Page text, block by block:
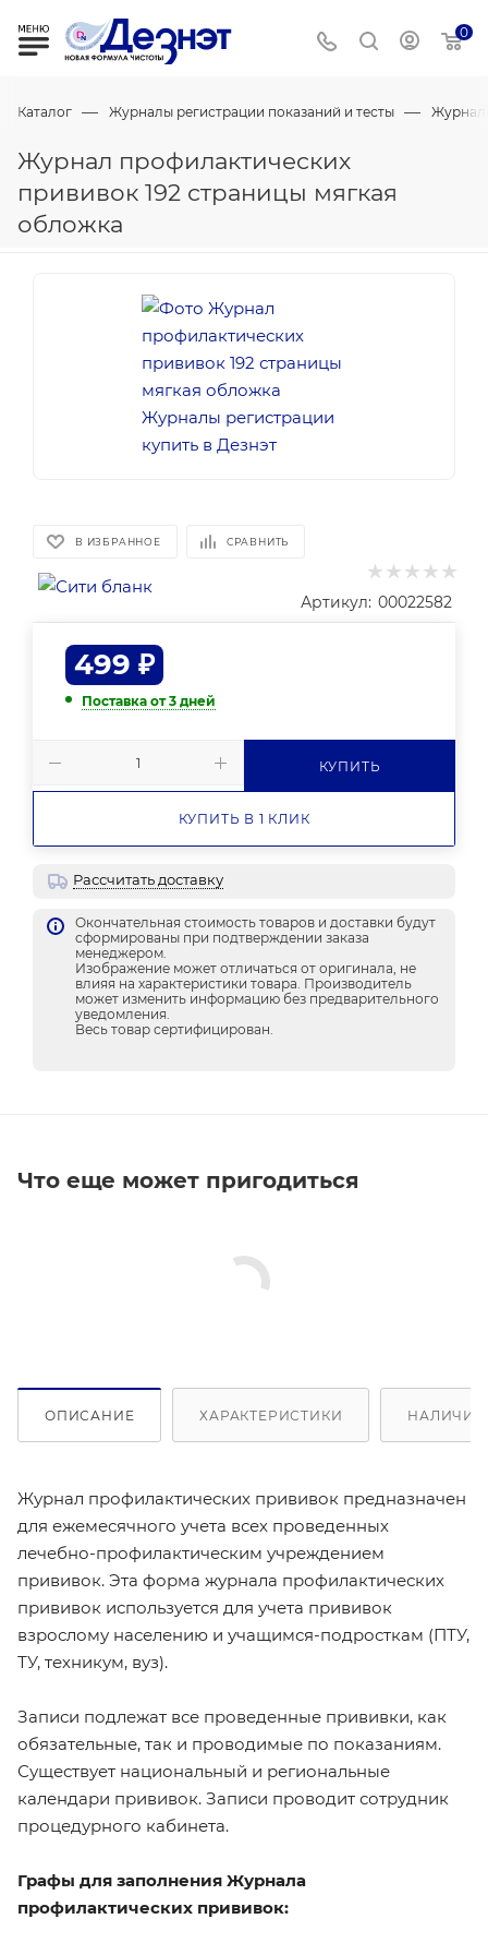
0
Каталог — Журналы регистрации показаний и тесты —
Журнал профилактических
прививок 192 страницы мягкая
обложка
В ИЗБРАННОЕ СРАВНИТЬ
Артикул: 00022582
499 ₽
Поставка от 3 дней
КУПИТЬ
КУПИТЬ В 1 КЛИК
Рассчитать доставку
Окончательная стоимость товаров и доставки будут
сформированы при подтверждении заказа
менеджером.
Изображение может отличаться от оригинала, не
влияя на характеристики товара. Производитель
может изменить информацию без предварительного
уведомления.
Весь товар сертифицирован.
Что еще может пригодиться
ОПИСАНИЕ ХАРАКТЕРИСТИКИ НАЛИЧИЕ
Журнал профилактических прививок предназначен
для ежемесячного учета всех проведенных
лечебно-профилактическим учреждением
прививок. Эта форма журнала профилактических
прививок используется для учета прививок
взрослому населению и учащимся-подросткам (ПТУ,
ТУ, техникум, вуз).
Записи подлежат все проведенные прививки, как
обязательные, так и проводимые по показаниям.
Существует национальный и региональные
календари прививок. Записи проводит сотрудник
процедурного кабинета.
Графы для заполнения Журнала
профилактических прививок: